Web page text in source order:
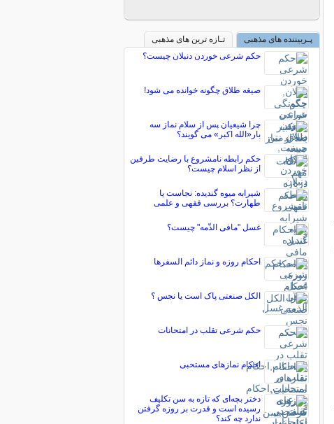
پـربیننده های مذهبی
تـازه ترین های مذهبی
حکم شرعی خوردن دنبلان چیست؟
صیغه طلاق چگونه خوانده می شود!
چرا شیعیان پس از سلام نماز سه
بار«الله اکبر» می گویند؟
حکم رابطه نامشروع با رضایت طرفین
از نظر اسلام چیست؟
شیرابه میوه گندیده: نجاست یا
طهارت؟ بررسی فقهی و علمی
غسل "مافی الذّمه" چیست؟
احکام روزه و نماز دائم السفرها
الکل صنعتی پاک است یا نجس ؟
حکم شرعی تقلب در امتحانات
احكام نمازهای مستحبی
دختر بچه‌ای که تازه به سن تکلیف
رسیده است و قدرت بر روزه گرفتن
ندارد چه کند؟